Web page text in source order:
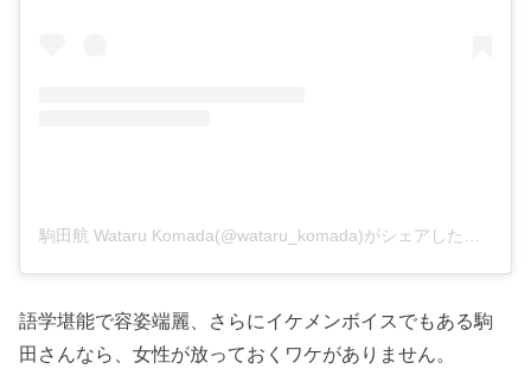
語学堪能で容姿端麗、さらにイケメンボイスでもある駒
田さんなら、女性が放っておくワケがありません。